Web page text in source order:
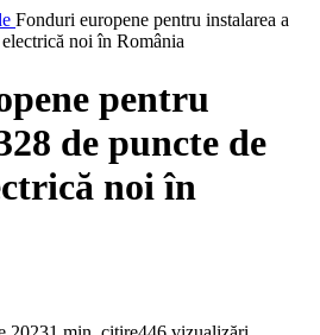
Fonduri europene pentru instalarea a
noi în România
pentru
de puncte de
noi în